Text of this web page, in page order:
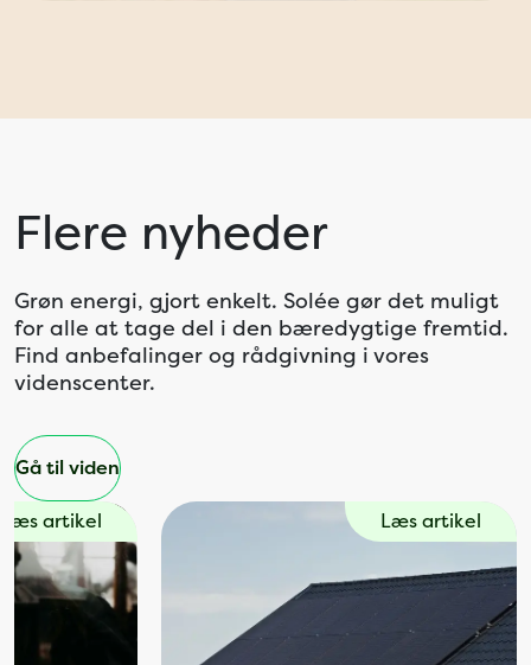
Flere nyheder
Grøn energi, gjort enkelt. Solée gør det muligt
for alle at tage del i den bæredygtige fremtid.
Find anbefalinger og rådgivning i vores
videnscenter.
Gå til viden
Læs artikel Læs artikel